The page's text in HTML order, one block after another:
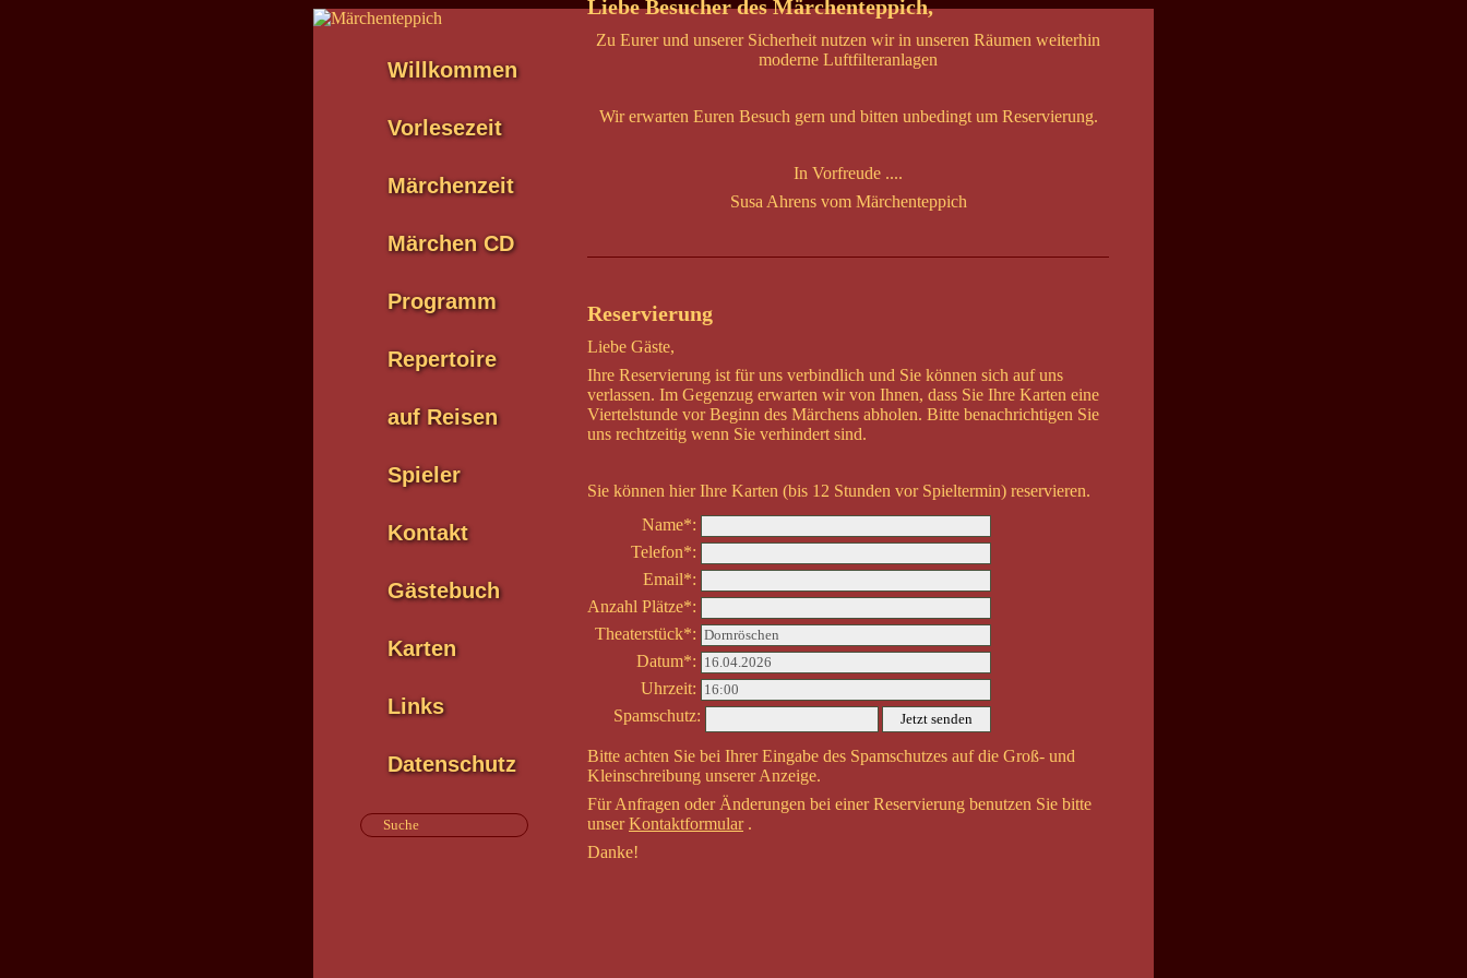
Willkommen
Vorlesezeit
Märchenzeit
Märchen CD
Programm
Repertoire
auf Reisen
Spieler
Kontakt
Gästebuch
Karten
Links
Datenschutz
Liebe Besucher des Märchenteppich,
Zu Eurer und unserer Sicherheit nutzen wir in unseren Räumen weiterhin
moderne Luftfilteranlagen
Wir erwarten Euren Besuch gern und bitten unbedingt um Reservierung.
In Vorfreude ....
Susa Ahrens vom Märchenteppich
Reservierung
Liebe Gäste,
Ihre Reservierung ist für uns verbindlich und Sie können sich auf uns
verlassen. Im Gegenzug erwarten wir von Ihnen, dass Sie Ihre Karten eine
Viertelstunde vor Beginn des Märchens abholen. Bitte benachrichtigen Sie
uns rechtzeitig wenn Sie verhindert sind.
Sie können hier Ihre Karten (bis 12 Stunden vor Spieltermin) reservieren.
Name*:
Telefon*:
Email*:
Anzahl Plätze*:
Theaterstück*:
Datum*:
Uhrzeit:
Spamschutz:
Bitte achten Sie bei Ihrer Eingabe des Spamschutzes auf die Groß- und
Kleinschreibung unserer Anzeige.
Für Anfragen oder Änderungen bei einer Reservierung benutzen Sie bitte
unserKontaktformular.
Danke!